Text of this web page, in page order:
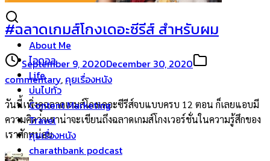
About Me
ไอดอล
Life
บ่นไปทั่ว
Content Marketing
Travel
คุยเรื่องหนัง
charathbank podcast
#ฉลาดเกมส์โกงเดอะซีรีส์ สำหรับผม
September 9, 2020December 30, 2020
commentary, คุยเรื่องหนัง
วันนี้เพิ่งดูฉลาดเกมส์โกงเดอะซีรีส์จบแบบครบ 12 ตอน ก็เลยแอบมี
ความคิดว่าเราน่าจะเขียนถึงฉลาดเกมส์โกงเวอร์ชั่นในความรู้สึกของ
เราสักหน่อย